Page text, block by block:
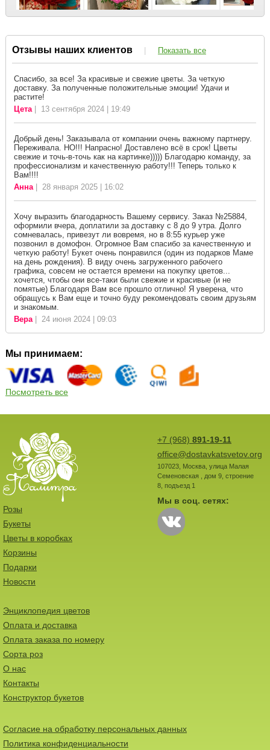
Отзывы наших клиентов | Показать все
Спасибо, за все! За красивые и свежие цветы. За четкую
доставку. За полученные положительные эмоции! Удачи и
растите!
Цета| 13 сентября 2024 | 19:49
Добрый день! Заказывала от компании очень важному партнеру.
Переживала. НО!!! Напрасно! Доставлено всё в срок! Цветы
свежие и точь-в-точь как на картинке))))) Благодарю команду, за
профессионализм и качественную работу!!! Теперь только к
Вам!!!!
Анна| 28 января 2025 | 16:02
Хочу выразить благодарность Вашему сервису. Заказ №25884,
оформили вчера, доплатили за доставку с 8 до 9 утра. Долго
сомневалась, привезут ли вовремя, но в 8:55 курьер уже
позвонил в домофон. Огромное Вам спасибо за качественную и
четкую работу! Букет очень понравился (один из подарков Маме
на день рождения). В виду очень загруженного рабочего
графика, совсем не остается времени на покупку цветов...
хочется, чтобы они все-таки были свежие и красивые (и не
помятые) Благодаря Вам все прошло отлично! Я уверена, что
обращусь к Вам еще и точно буду рекомендовать своим друзьям
и знакомым.
Вера| 24 июня 2024 | 09:03
Мы принимаем:
Посмотреть все
+7 (968) 891-19-11
office@dostavkatsvetov.org
107023, Москва, улица Малая
Семеновская , дом 9, строение
8, подъезд 1
Мы в соц. сетях:
Розы
Букеты
Цветы в коробках
Корзины
Подарки
Новости
Энциклопедия цветов
Оплата и доставка
Оплата заказа по номеру
Сорта роз
О нас
Контакты
Конструктор букетов
Согласие на обработку персональных данных
Политика конфиденциальности